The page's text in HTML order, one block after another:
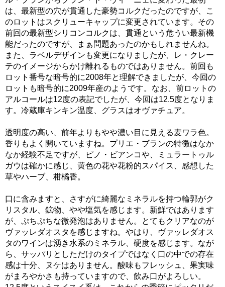
は、最新型の穴が貫通した豪勢コルクだったのですが、こ
のロットはスクリューキャップに変更されています。その
前回の最新型シリコンコルクは、貫通という危うい最新機
能だったのですが、まぁ問題あったのかもしれませんね。
また、ラベルデザインも変更になりましたが、レ・クレー
テのイメージからかけ離れるものではありません。前回も
ロット番号な暗号的に2008年と理解できましたが、今回の
ロットも暗号的に2009年産のようです。なお、前ロットの
アルコールは12度の表記でしたが、今回は12.5度となりま
す。冷蔵庫キンキン温度、グラスはオヴァチュア。
透明度の高い、前年よりもやや濃い目に見える麦ワラ色。
香りもよく開いていますね。プリエ・ブランの特徴はなか
なか経験不足ですが、ピノ・ビアンコや、ミュラートゥル
ガウは確かに感じ、黄色の花や花粉的スパイス、感想した
草やハーブ、柑橘香。
口に含みますと、さすがに綺麗なミネラルを持つ輪郭がク
リスタル、鉱物、やや塩気を感じます。新鮮ではあります
が、ぷちぷちな微発泡はありません。とてもクリアなのが
ヴァッレダオスタを感じますね。やはり、ヴァッレダオス
タのワインは湧き水系のミネラル、硬度を感じます。なが
ら、サッパリとしただけのタイプではなく口の中での存在
感は十分、ヌケはありません。酸味もフレッシュ、果実味
がまろやかさも持っていますので、飲み口がよろしい。